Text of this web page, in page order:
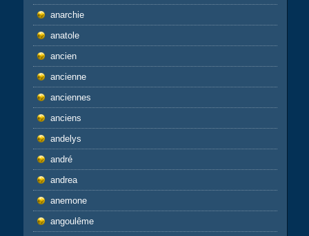
anarchie
anatole
ancien
ancienne
anciennes
anciens
andelys
andré
andrea
anemone
angoulême